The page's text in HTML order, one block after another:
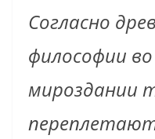
Согласно
философии
мироздании